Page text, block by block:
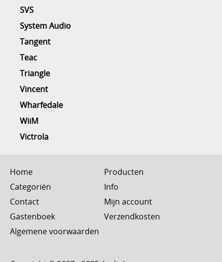
SVS
System Audio
Tangent
Teac
Triangle
Vincent
Wharfedale
WiiM
Victrola
Home
Producten
Categoriën
Info
Contact
Mijn account
Gastenboek
Verzendkosten
Algemene voorwaarden